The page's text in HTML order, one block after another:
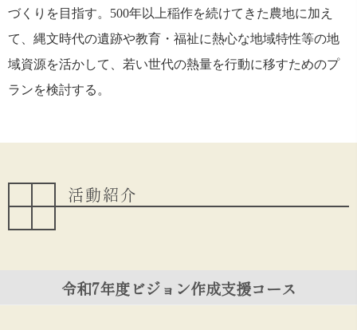
づくりを目指す。500年以上稲作を続けてきた農地に加え
て、縄文時代の遺跡や教育・福祉に熱心な地域特性等の地
域資源を活かして、若い世代の熱量を行動に移すためのプ
ランを検討する。
活動紹介
令和7年度ビジョン作成支援コース